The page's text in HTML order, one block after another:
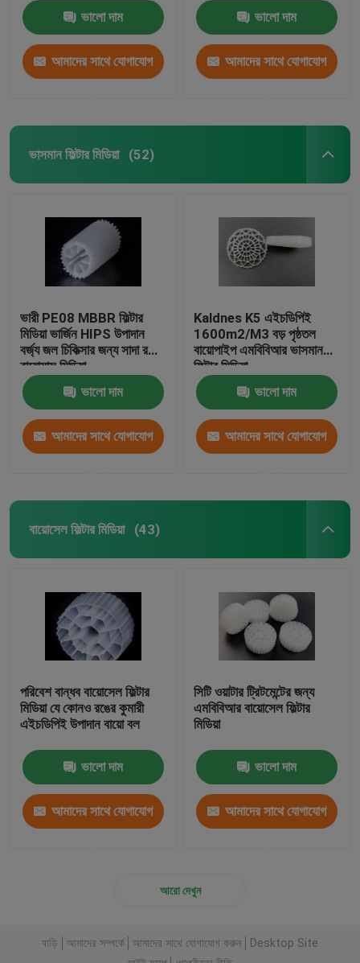
ভালো দাম
আমাদের সাথে যোগাযোগ
ভালো দাম
আমাদের সাথে যোগাযোগ
ভাসমান ফিল্টার মিডিয়া (52)
ভারী PE08 MBBR ফিল্টার
মিডিয়া ভার্জিন HIPS উপাদান
বর্জ্য জল চিকিত্সার জন্য সাদা রঙের
বায়োমাস মিডিয়া
ভালো দাম
আমাদের সাথে যোগাযোগ
Kaldnes K5 এইচডিপিই
1600m2/M3 বড় পৃষ্ঠতল
বায়োপাইপ এমবিবিআর ভাসমান
ফিল্টার মিডিয়া
ভালো দাম
আমাদের সাথে যোগাযোগ
বায়োসেল ফিল্টার মিডিয়া (43)
পরিবেশ বান্ধব বায়োসেল ফিল্টার
মিডিয়া যে কোনও রঙের কুমারী
এইচডিপিই উপাদান বায়ো বল
ভালো দাম
আমাদের সাথে যোগাযোগ
সিটি ওয়াটার ট্রিটমেন্টের জন্য
এমবিবিআর বায়োসেল ফিল্টার
মিডিয়া
ভালো দাম
আমাদের সাথে যোগাযোগ
আরো দেখুন
বাড়ি আমাদের সম্পর্কে আমাদের সাথে যোগাযোগ করুন
Desktop Site